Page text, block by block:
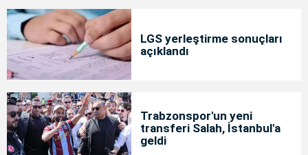
LGS yerleştirme sonuçları
açıklandı
Trabzonspor'un yeni
transferi Salah, İstanbul'a
geldi